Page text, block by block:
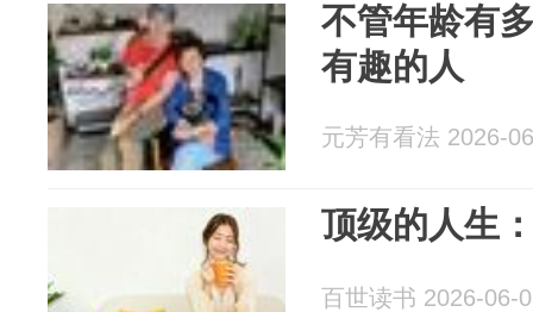
不管年龄有
有趣的人
元芳有看法 2026-
顶级的人生
百世读书 2026-06-